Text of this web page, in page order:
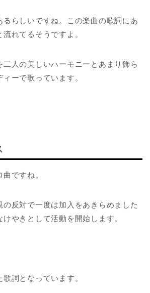
るらしいですね。この楽曲の歌詞にあ
れてるそうですよ。
二人の美しいハーモニーとあまり飾ら
ーで歌っています。
ですね。
の反対で一度は加入をあきらめました
やきとして活動を開始します。
詞となっています。